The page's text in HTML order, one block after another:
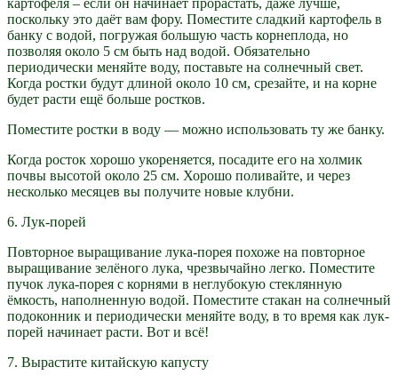
картофеля – если он начинает прорастать, даже лучше,
поскольку это даёт вам фору. Поместите сладкий картофель в
банку с водой, погружая большую часть корнеплода, но
позволяя около 5 см быть над водой. Обязательно
периодически меняйте воду, поставьте на солнечный свет.
Когда ростки будут длиной около 10 см, срезайте, и на корне
будет расти ещё больше ростков.
Поместите ростки в воду — можно использовать ту же банку.
Когда росток хорошо укореняется, посадите его на холмик
почвы высотой около 25 см. Хорошо поливайте, и через
несколько месяцев вы получите новые клубни.
6. Лук-порей
Повторное выращивание лука-порея похоже на повторное
выращивание зелёного лука, чрезвычайно легко. Поместите
пучок лука-порея с корнями в неглубокую стеклянную
ёмкость, наполненную водой. Поместите стакан на солнечный
подоконник и периодически меняйте воду, в то время как лук-
порей начинает расти. Вот и всё!
7. Вырастите китайскую капусту